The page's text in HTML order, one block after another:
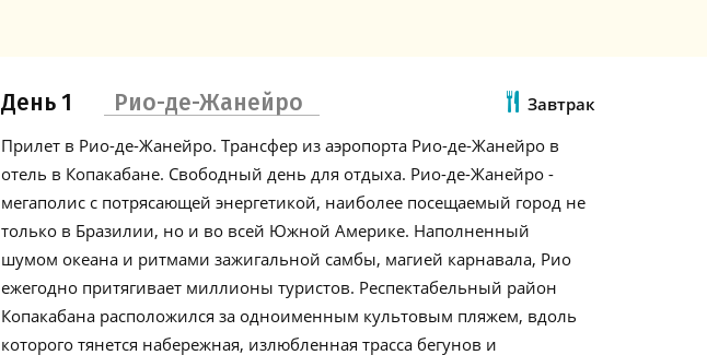
День 1 Рио-де-Жанейро
Завтрак
Прилет в Рио-де-Жанейро. Трансфер из аэропорта Рио-де-Жанейро в
отель в Копакабане. Свободный день для отдыха. Рио-де-Жанейро -
мегаполис с потрясающей энергетикой, наиболее посещаемый город не
только в Бразилии, но и во всей Южной Америке. Наполненный
шумом океана и ритмами зажигальной самбы, магией карнавала, Рио
ежегодно притягивает миллионы туристов. Респектабельный район
Копакабана расположился за одноименным культовым пляжем, вдоль
которого тянется набережная, излюбленная трасса бегунов и